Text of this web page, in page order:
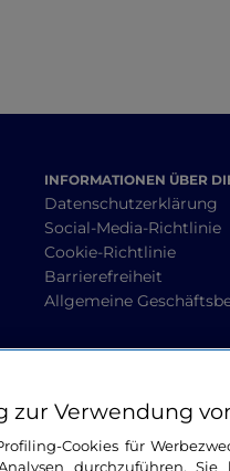
INFORMATIONEN ÜBER
Datenschutzerklärung
Social-Media-Richtlinie
Cookie-Richtlinie
Barrierefreiheit
Allgemeine
zur Verwendung
Cookies für
durchzuführen. Sie